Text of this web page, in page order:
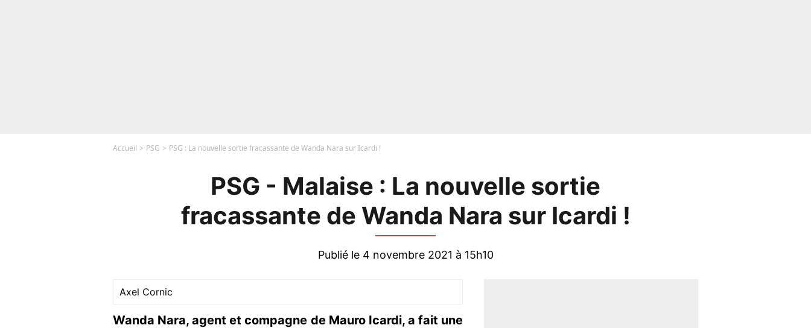
Accueil PSG PSG : La nouvelle sortie fracassante de Wanda Nara sur Icardi !
PSG - Malaise : La nouvelle sortie
fracassante de Wanda Nara sur Icardi !
Publié le 4 novembre 2021 à 15h10
Axel Cornic
Wanda Nara, agent et compagne de Mauro Icardi, a fait une